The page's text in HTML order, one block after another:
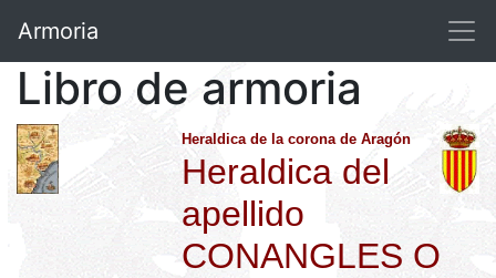
Armoria
Libro de armoria
Heraldica de la corona de Aragón
Heraldica del
apellido
CONANGLES O